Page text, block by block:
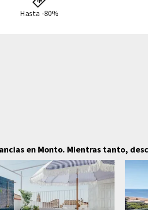
Hasta -80%
en Monto. Mientras tanto,